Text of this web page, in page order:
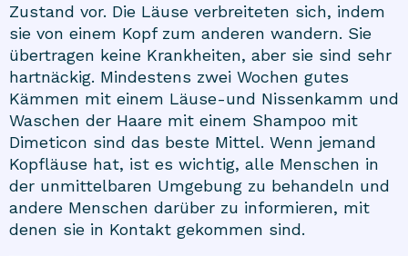
Zustand vor. Die Läuse verbreiteten sich, indem
sie von einem Kopf zum anderen wandern. Sie
übertragen keine Krankheiten, aber sie sind sehr
hartnäckig. Mindestens zwei Wochen gutes
Kämmen mit einem Läuse-und Nissenkamm und
Waschen der Haare mit einem Shampoo mit
Dimeticon sind das beste Mittel. Wenn jemand
Kopfläuse hat, ist es wichtig, alle Menschen in
der unmittelbaren Umgebung zu behandeln und
andere Menschen darüber zu informieren, mit
denen sie in Kontakt gekommen sind.